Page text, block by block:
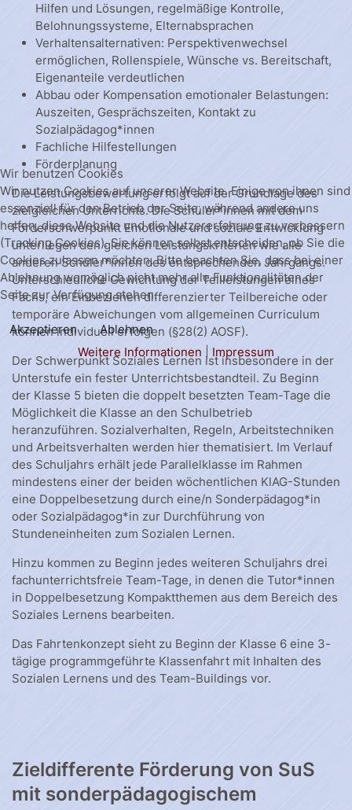
Hilfen und Lösungen, regelmäßige Kontrolle,
Belohnungssysteme, Elternabsprachen
Verhaltensalternativen: Perspektivenwechsel
ermöglichen, Rollenspiele, Wünsche vs. Bereitschaft,
Eigenanteile verdeutlichen
Abbau oder Kompensation emotionaler Belastungen:
Auszeiten, Gesprächszeiten, Kontakt zu
Sozialpädagog*innen
Fachliche Hilfestellungen
Förderplanung
Die Leistungsbewertung erfolgt auf der Grundlage des
zielgleichen Unterrichts. Die Schüler*innen mit dem
Förderschwerpunkt Emotionale und soziale Entwicklung
unterliegen den gleichen Leistungskriterien wie alle
anderen Schüler*innen des entsprechenden Jahrgangs.
Unterschiedliche Gewichtung der Teilleistungen eines
Fachs, ein Einbeziehen differenzierter Teilbereiche oder
temporäre Abweichungen vom allgemeinen Curriculum
können individuell erfolgen (§28(2) AOSF).
Der Schwerpunkt Soziales Lernen ist insbesondere in der
Unterstufe ein fester Unterrichtsbestandteil. Zu Beginn
der Klasse 5 bieten die doppelt besetzten Team-Tage die
Möglichkeit die Klasse an den Schulbetrieb
heranzuführen. Sozialverhalten, Regeln, Arbeitstechniken
und Arbeitsverhalten werden hier thematisiert. Im Verlauf
des Schuljahrs erhält jede Parallelklasse im Rahmen
mindestens einer der beiden wöchentlichen KlAG-Stunden
eine Doppelbesetzung durch eine/n Sonderpädagog*in
oder Sozialpädagog*in zur Durchführung von
Stundeneinheiten zum Sozialen Lernen.
Hinzu kommen zu Beginn jedes weiteren Schuljahrs drei
fachunterrichtsfreie Team-Tage, in denen die Tutor*innen
in Doppelbesetzung Kompaktthemen aus dem Bereich des
Soziales Lernens bearbeiten.
Das Fahrtenkonzept sieht zu Beginn der Klasse 6 eine 3-
tägige programmgeführte Klassenfahrt mit Inhalten des
Sozialen Lernens und des Team-Buildings vor.
Zieldifferente Förderung von SuS
mit sonderpädagogischem
Wir benutzen Cookies
Wir nutzen Cookies auf unserer Website. Einige von ihnen sind
essenziell für den Betrieb der Seite, während andere uns
helfen, diese Website und die Nutzererfahrung zu verbessern
(Tracking Cookies). Sie können selbst entscheiden, ob Sie die
Cookies zulassen möchten. Bitte beachten Sie, dass bei einer
Ablehnung womöglich nicht mehr alle Funktionalitäten der
Seite zur Verfügung stehen.
Akzeptieren
Ablehnen
Weitere Informationen
Impressum